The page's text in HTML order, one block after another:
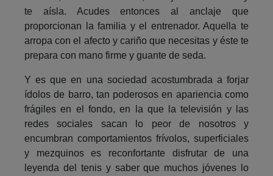
te aísla. Acudes entonces al anclaje que
proporcionan la familia y el entrenador. Aquella te
arropa con el afecto y cariño que necesitas y éste te
prepara con mano firme y guante de seda.
Y es que en una sociedad acostumbrada a forjar
ídolos de barro, tan poderosos en apariencia como
frágiles en el fondo, en la que la televisión y las
redes sociales sacan lo peor de nosotros y
encumbran comportamientos frívolos, superficiales
y mezquinos es reconfortante disfrutar de una
leyenda del tenis y saber que muchos jóvenes lo